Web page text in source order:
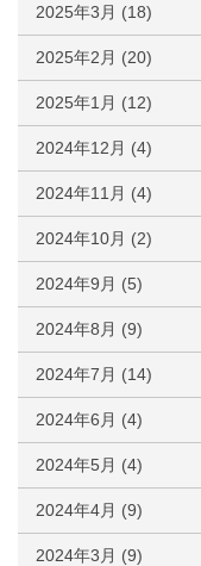
2025年3月 (18)
2025年2月 (20)
2025年1月 (12)
2024年12月 (4)
2024年11月 (4)
2024年10月 (2)
2024年9月 (5)
2024年8月 (9)
2024年7月 (14)
2024年6月 (4)
2024年5月 (4)
2024年4月 (9)
2024年3月 (9)